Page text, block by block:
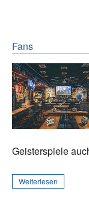
Fans
Geisterspiele
Weiterlesen